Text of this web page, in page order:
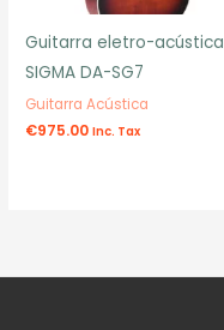
Guitarra eletro-acústica
SIGMA DA-SG7
Guitarra Acústica
€975.00 Inc. Tax